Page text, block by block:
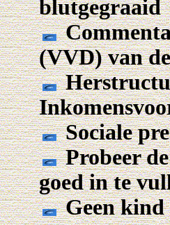
blutgegraaid
(VVD) van
Sociale
Probeer
goed in te
Geen kind